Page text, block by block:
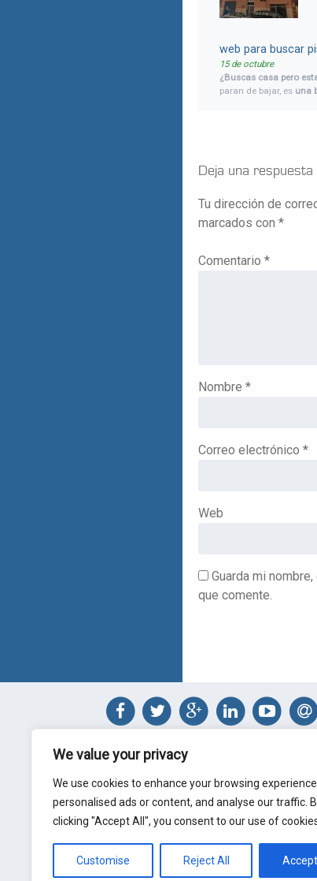
We value your privacy
We use cookies to enhance your browsing
personalised ads or content, and analyse our traffic.
clicking "Accept All", you consent to our use of
Customise Reject All Accept
web para buscar
15 de octubre
¿Buscas casa pero
paran de bajar, es una
Deja una respuesta
Tu dirección de
marcados con *
Comentario *
Nombre *
Correo electrónico *
Web
Guarda mi
que comente.
Jorge Sánchez
Arquitecto Técnico
jl@jltecnicos.com